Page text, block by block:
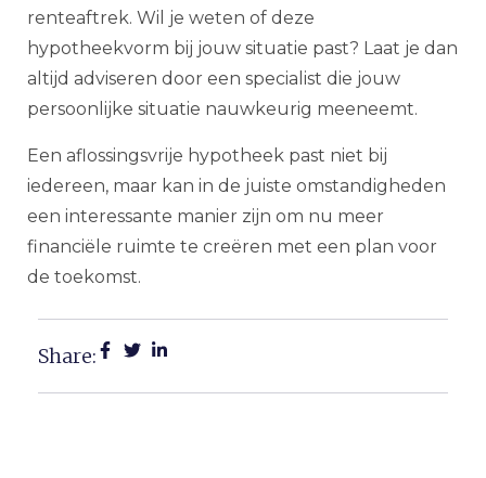
renteaftrek. Wil je weten of deze
hypotheekvorm bij jouw situatie past? Laat je dan
altijd adviseren door een specialist die jouw
persoonlijke situatie nauwkeurig meeneemt.
Een aflossingsvrije hypotheek past niet bij
iedereen, maar kan in de juiste omstandigheden
een interessante manier zijn om nu meer
financiële ruimte te creëren met een plan voor
de toekomst.
Share: